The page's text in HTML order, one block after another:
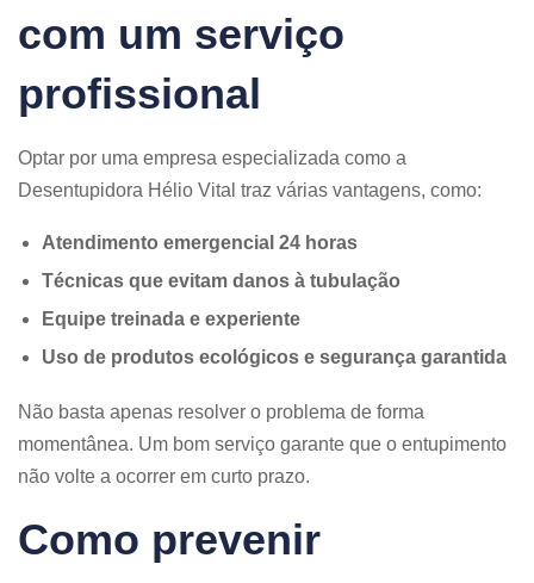
com um serviço
profissional
Optar por uma empresa especializada como a
Desentupidora Hélio Vital traz várias vantagens, como:
Atendimento emergencial 24 horas
Técnicas que evitam danos à tubulação
Equipe treinada e experiente
Uso de produtos ecológicos e segurança garantida
Não basta apenas resolver o problema de forma
momentânea. Um bom serviço garante que o entupimento
não volte a ocorrer em curto prazo.
Como prevenir